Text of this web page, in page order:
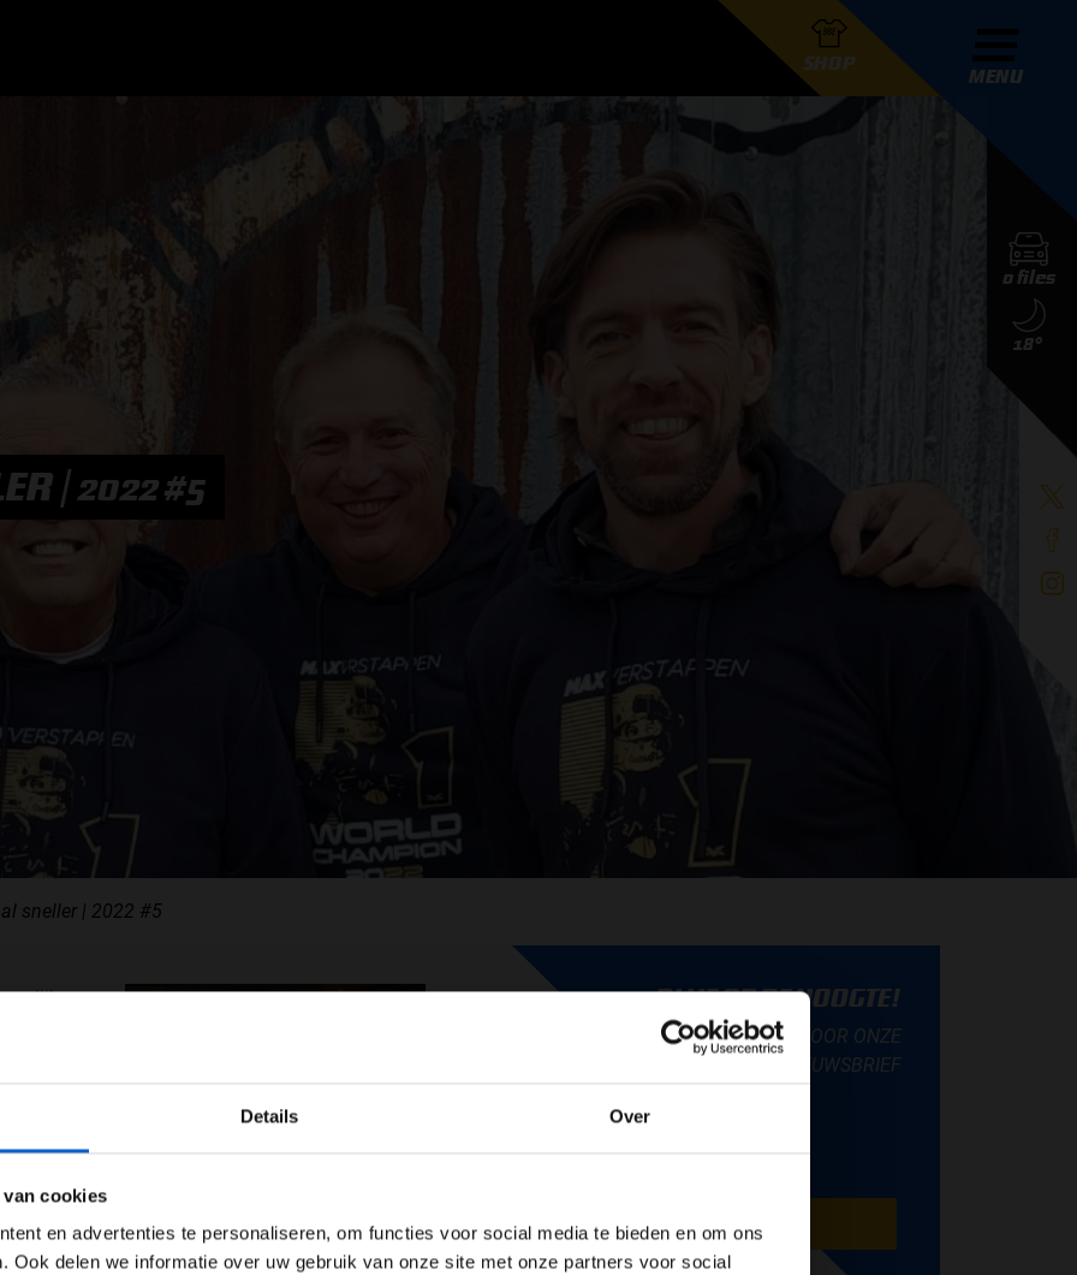
Details Over
cookies
en advertenties te personaliseren, om functies voor social media te bieden en om ons
Ook delen we informatie over uw gebruik van onze site met onze partners voor social
SHOP
MENU
0 files
18°
| 2022 #5
sneller | 2022 #5
van Max.
F1 aan
Radio. Net
de
gasten:
en groot
BLIJF OP DE HOOGTE!
SCHRIJF JE IN VOOR ONZE
NIEUWSBRIEF
AANMELDEN
GRAND PRIX UPDATES
F1 KALENDER
F1 COUREURS KAMPIOENSCHAP
RACE GEMIST
AANMELDEN NIEUWSBRIEF
Advertentie instellingen
Toon alle alcoholische drankenadvertenties (18+)